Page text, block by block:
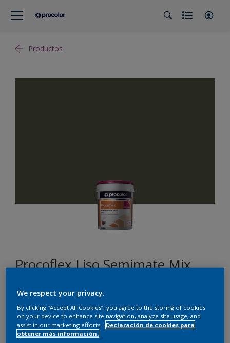
Productos
Procoflex Liso Semimate Mix
J0.15.25
Cambiar de color
Tamaño
We respect your privacy.
By clicking “Accept All Cookies”, you agree to the storing of cookies
on your device to enhance site navigation, analyze site usage, and
assist in our marketing efforts.
Declaración de cookies para
obtener más información.